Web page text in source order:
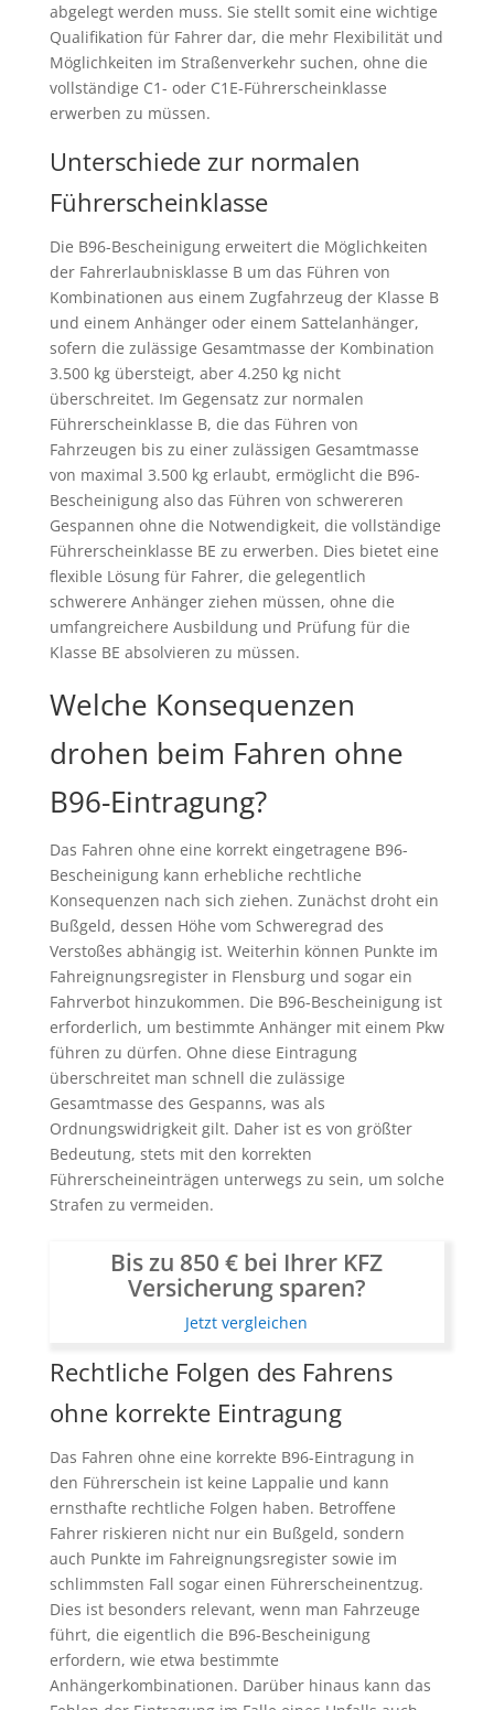
abgelegt werden muss. Sie stellt somit eine wichtige
Qualifikation für Fahrer dar, die mehr Flexibilität und
Möglichkeiten im Straßenverkehr suchen, ohne die
vollständige C1- oder C1E-Führerscheinklasse
erwerben zu müssen.
Unterschiede zur normalen
Führerscheinklasse
Die B96-Bescheinigung erweitert die Möglichkeiten
der Fahrerlaubnisklasse B um das Führen von
Kombinationen aus einem Zugfahrzeug der Klasse B
und einem Anhänger oder einem Sattelanhänger,
sofern die zulässige Gesamtmasse der Kombination
3.500 kg übersteigt, aber 4.250 kg nicht
überschreitet. Im Gegensatz zur normalen
Führerscheinklasse B, die das Führen von
Fahrzeugen bis zu einer zulässigen Gesamtmasse
von maximal 3.500 kg erlaubt, ermöglicht die B96-
Bescheinigung also das Führen von schwereren
Gespannen ohne die Notwendigkeit, die vollständige
Führerscheinklasse BE zu erwerben. Dies bietet eine
flexible Lösung für Fahrer, die gelegentlich
schwerere Anhänger ziehen müssen, ohne die
umfangreichere Ausbildung und Prüfung für die
Klasse BE absolvieren zu müssen.
Welche Konsequenzen
drohen beim Fahren ohne
B96-Eintragung?
Das Fahren ohne eine korrekt eingetragene B96-
Bescheinigung kann erhebliche rechtliche
Konsequenzen nach sich ziehen. Zunächst droht ein
Bußgeld, dessen Höhe vom Schweregrad des
Verstoßes abhängig ist. Weiterhin können Punkte im
Fahreignungsregister in Flensburg und sogar ein
Fahrverbot hinzukommen. Die B96-Bescheinigung ist
erforderlich, um bestimmte Anhänger mit einem Pkw
führen zu dürfen. Ohne diese Eintragung
überschreitet man schnell die zulässige
Gesamtmasse des Gespanns, was als
Ordnungswidrigkeit gilt. Daher ist es von größter
Bedeutung, stets mit den korrekten
Führerscheineinträgen unterwegs zu sein, um solche
Strafen zu vermeiden.
Bis zu 850 € bei Ihrer KFZ
Versicherung sparen?
Jetzt vergleichen
Rechtliche Folgen des Fahrens
ohne korrekte Eintragung
Das Fahren ohne eine korrekte B96-Eintragung in
den Führerschein ist keine Lappalie und kann
ernsthafte rechtliche Folgen haben. Betroffene
Fahrer riskieren nicht nur ein Bußgeld, sondern
auch Punkte im Fahreignungsregister sowie im
schlimmsten Fall sogar einen Führerscheinentzug.
Dies ist besonders relevant, wenn man Fahrzeuge
führt, die eigentlich die B96-Bescheinigung
erfordern, wie etwa bestimmte
Anhängerkombinationen. Darüber hinaus kann das